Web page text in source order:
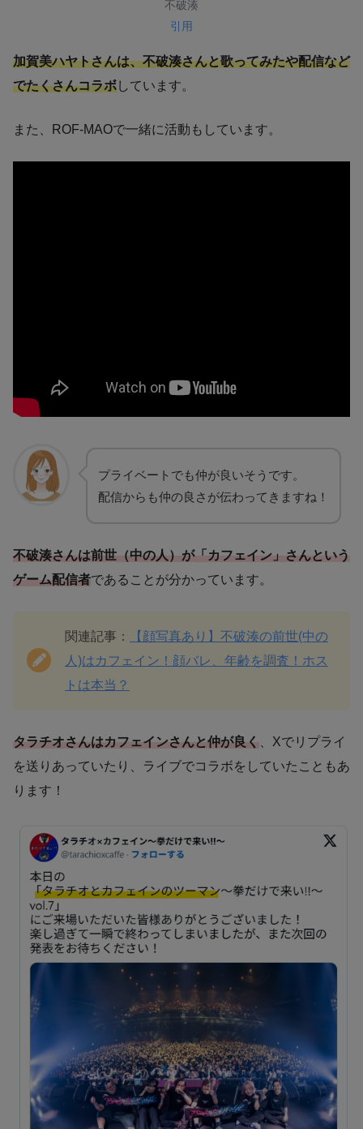
不破湊
引用
加賀美ハヤトさんは、不破湊さんと歌ってみたや配信など
でたくさんコラボしています。
また、ROF-MAOで一緒に活動もしています。
プライベートでも仲が良いそうです。
配信からも仲の良さが伝わってきますね！
不破湊さんは前世（中の人）が「カフェイン」さんという
ゲーム配信者であることが分かっています。
関連記事：
【顔写真あり】不破湊の前世(中の
人)はカフェイン！顔バレ、年齢を調査！ホス
トは本当？
タラチオさんはカフェインさんと仲が良く
、Xでリプライ
を送りあっていたり、ライブでコラボをしていたこともあ
ります！